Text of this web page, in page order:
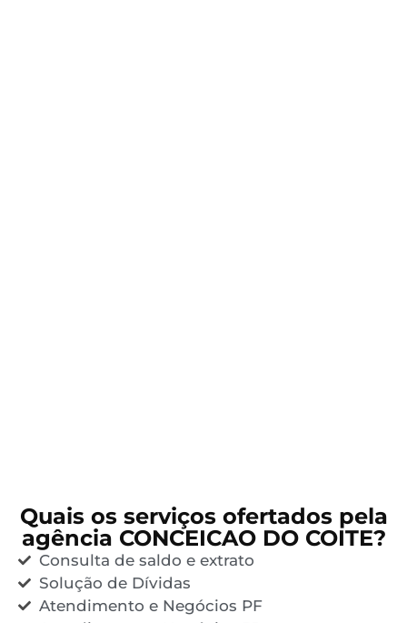
Quais os serviços ofertados pela
agência CONCEICAO DO COITE?
Consulta de saldo e extrato
Solução de Dívidas
Atendimento e Negócios PF